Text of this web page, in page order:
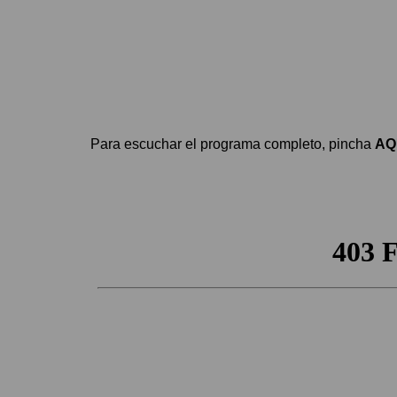
Para escuchar el programa completo, pincha